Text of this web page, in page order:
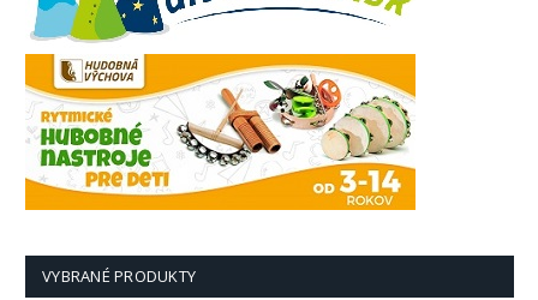
VYBRANÉ PRODUKTY